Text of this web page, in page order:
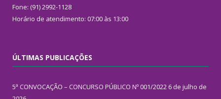
Fone: (91) 2992-1128
Horário de atendimento: 07:00 às 13:00
ÚLTIMAS PUBLICAÇÕES
5ª CONVOCAÇÃO – CONCURSO PÚBLICO Nº 001/2022 6 de julho de